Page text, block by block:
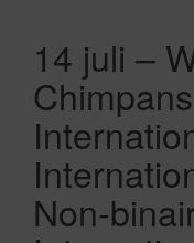
14 juli –
Non-